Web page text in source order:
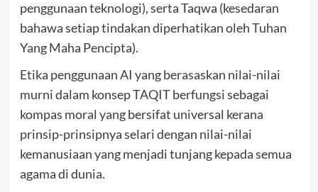
penggunaan teknologi), serta Taqwa (kesedaran
bahawa setiap tindakan diperhatikan oleh Tuhan
Yang Maha Pencipta).
Etika penggunaan AI yang berasaskan nilai-nilai
murni dalam konsep TAQIT berfungsi sebagai
kompas moral yang bersifat universal kerana
prinsip-prinsipnya selari dengan nilai-nilai
kemanusiaan yang menjadi tunjang kepada semua
agama di dunia.